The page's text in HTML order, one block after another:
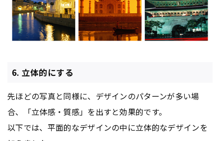
6. 立体的にする
先ほどの写真と同様に、デザインのパターンが多い場
合、「立体感・質感」を出すと効果的です。
以下では、平面的なデザインの中に立体的なデザインを